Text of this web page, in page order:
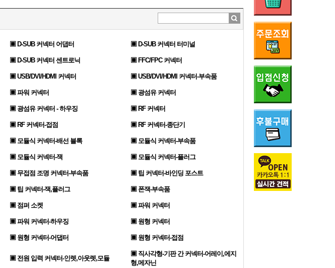
▣ D-SUB 커넥터 어댑터 ▣ D-SUB 커넥터 터미널
▣ D-SUB 커넥터 센트로닉 ▣ FFC/FPC 커넥터
▣ USB/DVI/HDMI 커넥터 ▣ USB/DVI/HDMI 커넥터-부속품
▣ 파워 커넥터 ▣ 광섬유 커넥터
▣ 광섬유 커넥터 - 하우징 ▣ RF 커넥터
▣ RF 커넥터-접점 ▣ RF 커넥터-종단기
▣ 모듈식 커넥터-배선 블록 ▣ 모듈식 커넥터-부속품
▣ 모듈식 커넥터-잭 ▣ 모듈식 커넥터-플러그
▣ 무접점 조명 커넥터-부속품 ▣ 팁 커넥터-바인딩 포스트
▣ 팁 커넥터-잭,플러그 ▣ 폰잭-부속품
▣ 점퍼 소켓 ▣ 파워 커넥터
▣ 파워 커넥터-하우징 ▣ 원형 커넥터
▣ 원형 커넥터-어댑터 ▣ 원형 커넥터-접점
▣ 전원 입력 커넥터-인렛,아웃렛,모듈
▣ 직사각형-기판 간 커넥터-어레이,에지
형,메자닌